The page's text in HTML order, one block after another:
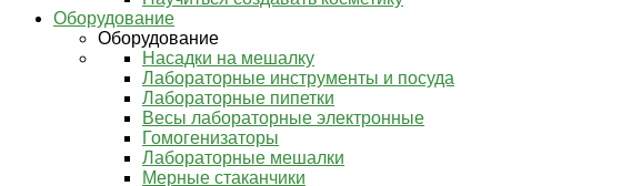
Оборудование
Оборудование
Насадки на мешалку
Лабораторные инструменты и посуда
Лабораторные пипетки
Весы лабораторные электронные
Гомогенизаторы
Лабораторные мешалки
Мерные стаканчики